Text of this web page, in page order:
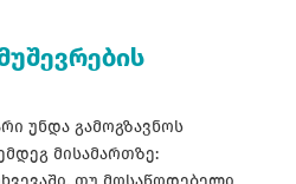
უნდა გამოგზავნოს
მისამართზე: